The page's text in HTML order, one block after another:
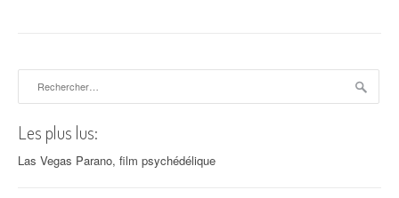
Les plus lus:
Las Vegas Parano, film psychédélique